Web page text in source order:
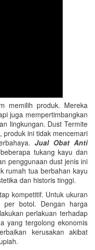
memilih produk. Mereka
juga mempertimbangkan
lingkungan. Dust Termite
produk ini tidak mencemari
Jual Obat Anti
tukang kayu dan
penggunaan dust jenis ini
rumah tua berbahan kayu
dan historis tinggi.
kompetitif. Untuk ukuran
per botol. Dengan harga
perlakuan terhadap
yang tergolong ekonomis
kerusakan akibat